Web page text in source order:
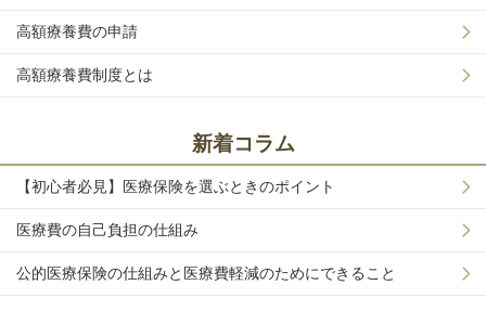
高額療養費の申請
高額療養費制度とは
新着コラム
【初心者必見】医療保険を選ぶときのポイント
医療費の自己負担の仕組み
公的医療保険の仕組みと医療費軽減のためにできること